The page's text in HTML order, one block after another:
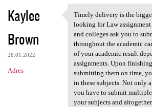
Kaylee
Brown
28.01.2022
Adres
Timely delivery is the
Timely delivery is the
looking for Law
and colleges ask you to
throughout the academic
of your academic result
assignments. Upon
submitting them on time,
in these subjects. Not only
you have to submit
your subjects and